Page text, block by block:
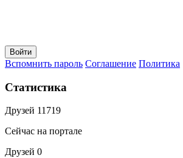
Вспомнить пароль Соглашение Политика
Статистика
Друзей 11719
Сейчас на портале
Друзей 0